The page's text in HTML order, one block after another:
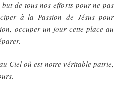
de tous nos efforts pour ne pas
à la Passion de Jésus pour
occuper un jour cette place au
Ciel où est notre véritable patrie,